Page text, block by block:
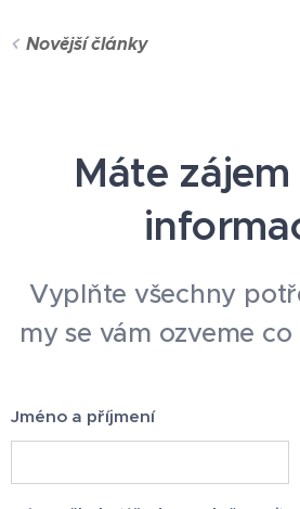
Novější články
Máte
Vyplňte všechny
my se vám ozveme
Jméno a příjmení